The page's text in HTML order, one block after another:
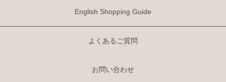
English Shopping Guide
よくあるご質問
お問い合わせ